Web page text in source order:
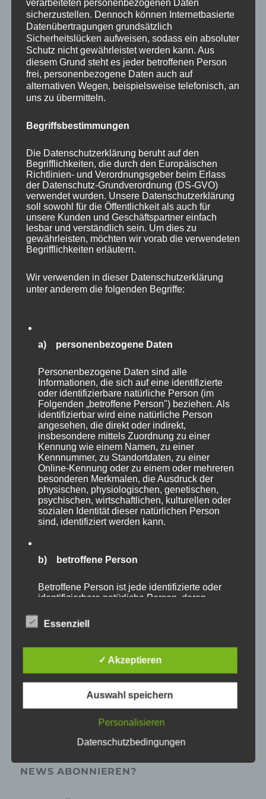
Autor
admin
Veröffentlicht
am
Kategorien
Aktuelle Fakten und
Umfragen
Schlagwörter
arbeitgeberattraktivität
Arbeitgeberidentifikation,Führung,Führungskräfte
Motivation,New Work, Wechseklbereitschaft
Schreibe einen Kommentar
Kommentar abzugeben.
Diese Website verwendet Akismet, um Spam zu
reduzieren. Erfahre, wie deine
Kommentardaten verarbeitet werden.
Beitragsnavigation
ZURÜCK
Beitrag:
Nächster
Beitrag:
Der MP Impuls zum
Wochenende
Training
Coaching
Impulsvorträge
NEWS ABONNIEREN?
verarbeiteten personenbezogenen Daten
sicherzustellen. Dennoch können Internetbasierte
Datenübertragungen grundsätzlich
Sicherheitslücken aufweisen, sodass ein absoluter
Schutz nicht gewährleistet werden kann. Aus
diesem Grund steht es jeder betroffenen Person
frei, personenbezogene Daten auch auf
alternativen Wegen, beispielsweise telefonisch, an
uns zu übermitteln.
Begriffsbestimmungen
Die Datenschutzerklärung beruht auf den
Begrifflichkeiten, die durch den Europäischen
Richtlinien- und Verordnungsgeber beim Erlass
der Datenschutz-Grundverordnung (DS-GVO)
verwendet wurden. Unsere Datenschutzerklärung
soll sowohl für die Öffentlichkeit als auch für
unsere Kunden und Geschäftspartner einfach
lesbar und verständlich sein. Um dies zu
gewährleisten, möchten wir vorab die verwendeten
Begrifflichkeiten erläutern.
Wir verwenden in dieser Datenschutzerklärung
unter anderem die folgenden Begriffe:
a) personenbezogene Daten
Personenbezogene Daten sind alle
Informationen, die sich auf eine identifizierte
oder identifizierbare natürliche Person (im
Folgenden „betroffene Person") beziehen. Als
identifizierbar wird eine natürliche Person
angesehen, die direkt oder indirekt,
insbesondere mittels Zuordnung zu einer
Kennung wie einem Namen, zu einer
Kennnummer, zu Standortdaten, zu einer
Online-Kennung oder zu einem oder mehreren
besonderen Merkmalen, die Ausdruck der
physischen, physiologischen, genetischen,
psychischen, wirtschaftlichen, kulturellen oder
sozialen Identität dieser natürlichen Person
sind, identifiziert werden kann.
b) betroffene Person
Betroffene Person ist jede identifizierte oder
identifizierbare natürliche Person, deren
Verarbeitung Verantwortlichen verarbeitet
werden.
Verarbeitung ist jeder mit oder ohne Hilfe
oder jede solche Vorgangsreihe im
Zusammenhang mit personenbezogenen Daten
wie das Erheben, das Erfassen, die
Organisation, das Ordnen, die Speicherung, die
das Abfragen, die Verwendung, die Offenlegung
Essenziell
✓ Akzeptieren
Auswahl speichern
Personalisieren
Datenschutzbedingungen